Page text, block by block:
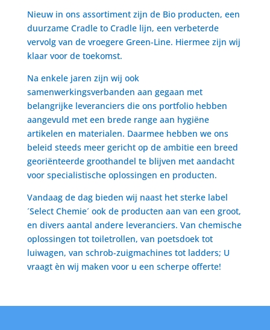
Nieuw in ons assortiment zijn de Bio producten, een
duurzame Cradle to Cradle lijn, een verbeterde
vervolg van de vroegere Green-Line. Hiermee zijn wij
klaar voor de toekomst.
Na enkele jaren zijn wij ook
samenwerkingsverbanden aan gegaan met
belangrijke leveranciers die ons portfolio hebben
aangevuld met een brede range aan hygiëne
artikelen en materialen. Daarmee hebben we ons
beleid steeds meer gericht op de ambitie een breed
georiënteerde groothandel te blijven met aandacht
voor specialistische oplossingen en producten.
Vandaag de dag bieden wij naast het sterke label
´Select Chemie´ ook de producten aan van een groot,
en divers aantal andere leveranciers. Van chemische
oplossingen tot toiletrollen, van poetsdoek tot
luiwagen, van schrob-zuigmachines tot ladders; U
vraagt èn wij maken voor u een scherpe offerte!